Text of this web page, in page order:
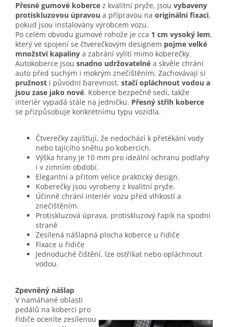
Přesné gumové koberce z kvalitní pryže, jsou vybaveny
protiskluzovou úpravou a přípravou na originální fixaci,
pokud jsou instalovány výrobcem vozu.
Po celém obvodu gumové rohože je cca 1 cm vysoký lem,
který ve spojení se čtverečkovým designem pojme velké
množství kapaliny a zabrání vylití mimo koberečky.
Autokoberce jsou snadno udržovatelné a skvěle chrání
auto před suchým i mokrým znečištěním. Zachovávají si
pružnost i původní barevnost, stačí opláchnout vodou a
jsou zase jako nové. Koberce bezpečně sedí, takže
interiér vypadá stále na jedničku. Přesný střih koberce
se přizpůsobuje konkrétnímu typu vozidla.
Čtverečky zajišťují, že nedochází k přetékání vody
nebo tajícího sněhu po kobercích.
Výška hrany je 10 mm pro ideální ochranu podlahy
i v zimním období.
Elegantní a přitom velice praktický design.
Koberečky jsou vyrobeny z kvalitní pryže.
Účinně chrání interiér vozu před vlhkostí a
znečištěním.
Protiskluzová úprava, protiskluzový řapík na spodní
straně
Zesílená nášlapná plocha koberce u řidiče
Fixace u řidiče
Jednoduché čištění, lze ostříkat nebo opláchnout
vodou.
Zpevněný nášlap
V namáhané oblasti
pedálů na koberci pro
řidiče oceníte zesílenou